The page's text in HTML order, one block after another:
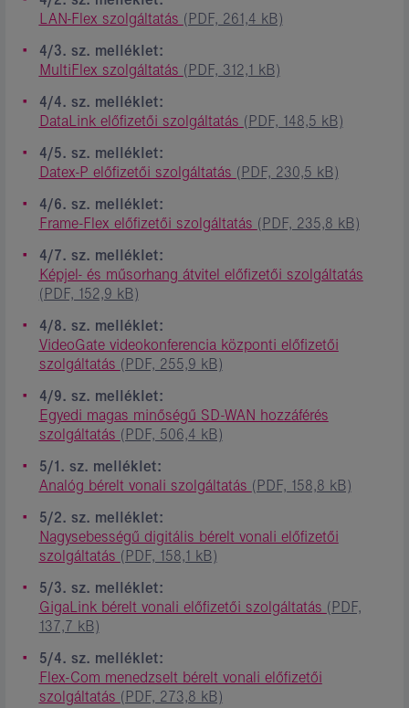
LAN-Flex szolgáltatás (PDF, 261,4 kB)
4/3. sz. melléklet:
MultiFlex szolgáltatás (PDF, 312,1 kB)
4/4. sz. melléklet:
DataLink előfizetői szolgáltatás (PDF, 148,5 kB)
4/5. sz. melléklet:
Datex-P előfizetői szolgáltatás (PDF, 230,5 kB)
4/6. sz. melléklet:
Frame-Flex előfizetői szolgáltatás (PDF, 235,8 kB)
4/7. sz. melléklet:
Képjel- és műsorhang átvitel előfizetői szolgáltatás
(PDF, 152,9 kB)
4/8. sz. melléklet:
VideoGate videokonferencia központi előfizetői
szolgáltatás (PDF, 255,9 kB)
4/9. sz. melléklet:
Egyedi magas minőségű SD-WAN hozzáférés
szolgáltatás (PDF, 506,4 kB)
5/1. sz. melléklet:
Analóg bérelt vonali szolgáltatás (PDF, 158,8 kB)
5/2. sz. melléklet:
Nagysebességű digitális bérelt vonali előfizetői
szolgáltatás (PDF, 158,1 kB)
5/3. sz. melléklet:
GigaLink bérelt vonali előfizetői szolgáltatás (PDF,
137,7 kB)
5/4. sz. melléklet:
Flex-Com menedzselt bérelt vonali előfizetői
szolgáltatás (PDF, 273,8 kB)